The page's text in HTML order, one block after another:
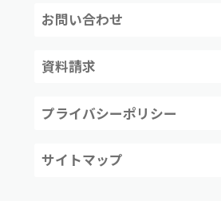
お問い合わせ
資料請求
プライバシーポリシー
サイトマップ